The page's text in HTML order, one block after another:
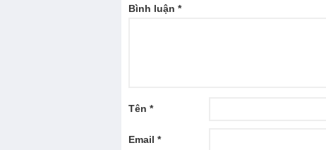
Bình luận *
Tên *
Email *